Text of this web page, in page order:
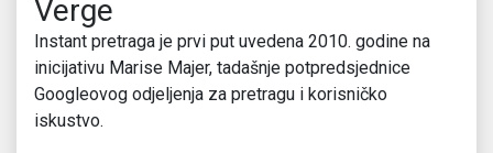
Verge
Instant pretraga je prvi put uvedena 2010. godine na
inicijativu Marise Majer, tadašnje potpredsjednice
Googleovog odjeljenja za pretragu i korisničko
iskustvo.